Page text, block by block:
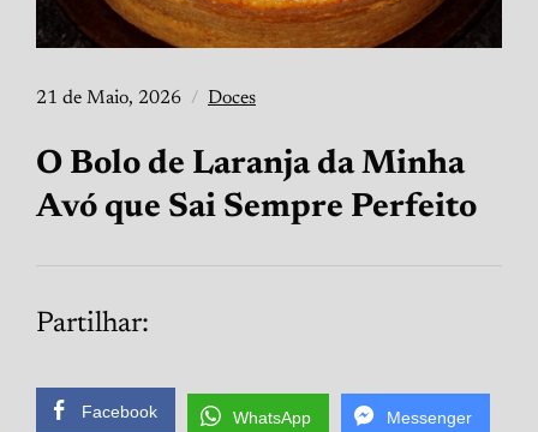
21 de Maio, 2026 Doces
O Bolo de Laranja da Minha
Avó que Sai Sempre Perfeito
Partilhar:
Facebook WhatsApp Messenger